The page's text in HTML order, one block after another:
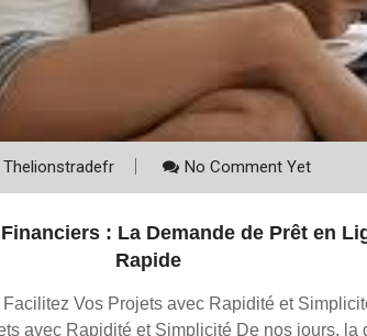
Thelionstradefr No Comment Yet
: La Demande de Prêt en
Rapide
Vos Projets avec Rapidité et
avec Rapidité et Simplicité De nos jours, la